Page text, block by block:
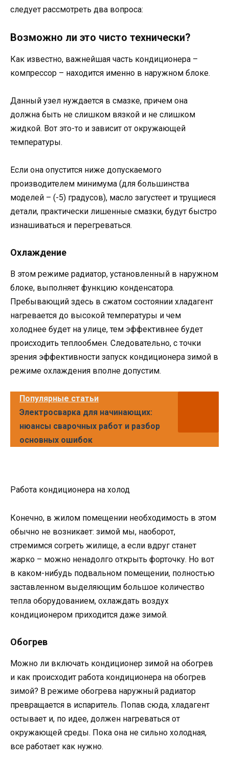
следует рассмотреть два вопроса:
Возможно ли это чисто технически?
Как известно, важнейшая часть кондиционера –
компрессор – находится именно в наружном блоке.
Данный узел нуждается в смазке, причем она
должна быть не слишком вязкой и не слишком
жидкой. Вот это-то и зависит от окружающей
температуры.
Если она опустится ниже допускаемого
производителем минимума (для большинства
моделей – (-5) градусов), масло загустеет и трущиеся
детали, практически лишенные смазки, будут быстро
изнашиваться и перегреваться.
Охлаждение
В этом режиме радиатор, установленный в наружном
блоке, выполняет функцию конденсатора.
Пребывающий здесь в сжатом состоянии хладагент
нагревается до высокой температуры и чем
холоднее будет на улице, тем эффективнее будет
происходить теплообмен. Следовательно, с точки
зрения эффективности запуск кондиционера зимой в
режиме охлаждения вполне допустим.
Популярные статьи
Электросварка для начинающих:
нюансы сварочных работ и разбор
основных ошибок
Работа кондиционера на холод
Конечно, в жилом помещении необходимость в этом
обычно не возникает: зимой мы, наоборот,
стремимся согреть жилище, а если вдруг станет
жарко – можно ненадолго открыть форточку. Но вот
в каком-нибудь подвальном помещении, полностью
заставленном выделяющим большое количество
тепла оборудованием, охлаждать воздух
кондиционером приходится даже зимой.
Обогрев
Можно ли включать кондиционер зимой на обогрев
и как происходит работа кондиционера на обогрев
зимой? В режиме обогрева наружный радиатор
превращается в испаритель. Попав сюда, хладагент
остывает и, по идее, должен нагреваться от
окружающей среды. Пока она не сильно холодная,
все работает как нужно.